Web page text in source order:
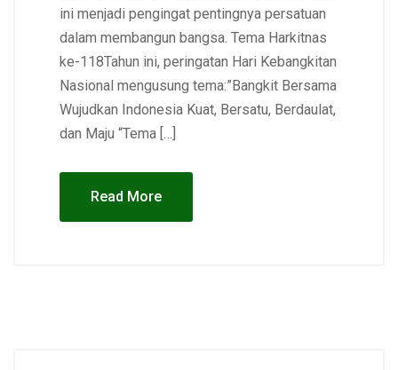
ini menjadi pengingat pentingnya persatuan
dalam membangun bangsa. Tema Harkitnas
ke-118Tahun ini, peringatan Hari Kebangkitan
Nasional mengusung tema:”Bangkit Bersama
Wujudkan Indonesia Kuat, Bersatu, Berdaulat,
dan Maju “Tema […]
Read More